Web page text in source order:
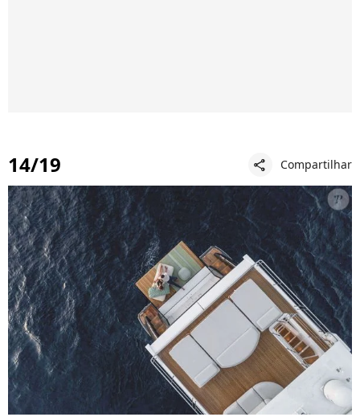
14/19 share Compartilhar